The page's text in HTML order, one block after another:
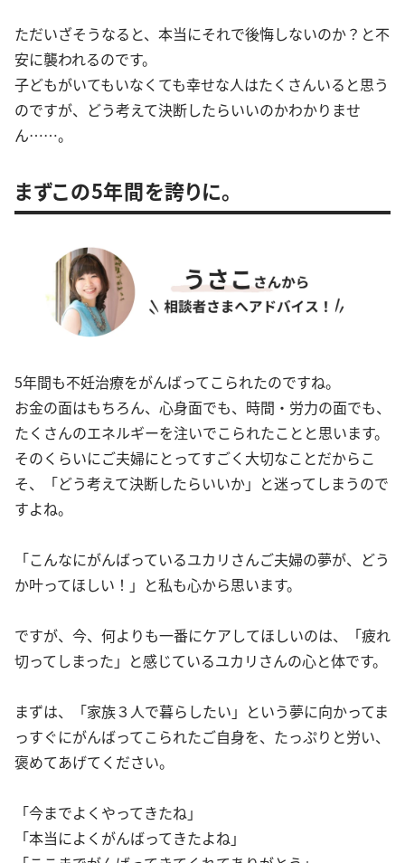
ただいざそうなると、本当にそれで後悔しないのか？と不
安に襲われるのです。
子どもがいてもいなくても幸せな人はたくさんいると思う
のですが、どう考えて決断したらいいのかわかりませ
ん……。
まずこの5年間を誇りに。
5年間も不妊治療をがんばってこられたのですね。
お金の面はもちろん、心身面でも、時間・労力の面でも、
たくさんのエネルギーを注いでこられたことと思います。
そのくらいにご夫婦にとってすごく大切なことだからこ
そ、「どう考えて決断したらいいか」と迷ってしまうので
すよね。
「こんなにがんばっているユカリさんご夫婦の夢が、どう
か叶ってほしい！」と私も心から思います。
ですが、今、何よりも一番にケアしてほしいのは、「疲れ
切ってしまった」と感じているユカリさんの心と体です。
まずは、「家族３人で暮らしたい」という夢に向かってま
っすぐにがんばってこられたご自身を、たっぷりと労い、
褒めてあげてください。
「今までよくやってきたね」
「本当によくがんばってきたよね」